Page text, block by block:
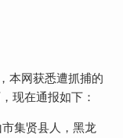
本网获悉遭抓捕的
现在通报如下：
集贤县人，黑龙